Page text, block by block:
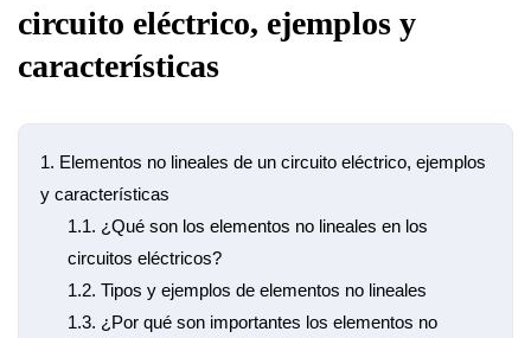
circuito eléctrico, ejemplos y
características
1. Elementos no lineales de un circuito eléctrico, ejemplos
y características
1.1. ¿Qué son los elementos no lineales en los
circuitos eléctricos?
1.2. Tipos y ejemplos de elementos no lineales
1.3. ¿Por qué son importantes los elementos no